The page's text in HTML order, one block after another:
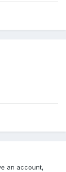
an account,